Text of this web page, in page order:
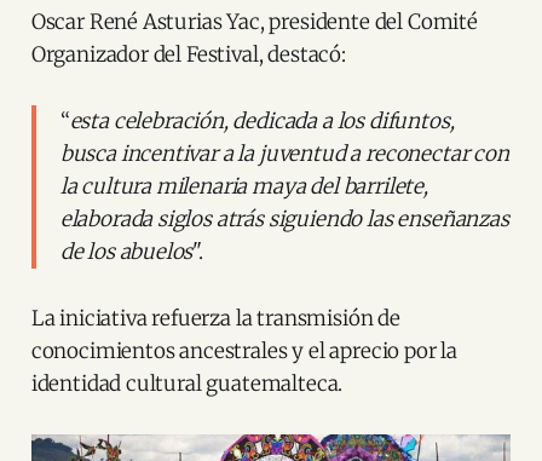
Oscar René Asturias Yac, presidente del Comité
Organizador del Festival, destacó:
“esta celebración, dedicada a los difuntos,
busca incentivar a la juventud a reconectar con
la cultura milenaria maya del barrilete,
elaborada siglos atrás siguiendo las enseñanzas
de los abuelos".
La iniciativa refuerza la transmisión de
conocimientos ancestrales y el aprecio por la
identidad cultural guatemalteca.